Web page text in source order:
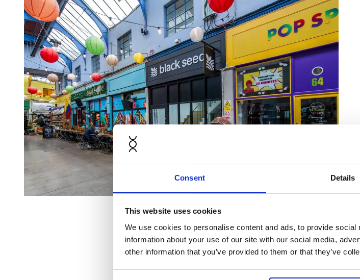
Consent Details
This website uses cookies
We use cookies to personalise content and ads, to provide
information about your use of our site with our social media,
other information that you’ve provided to them or that they’ve